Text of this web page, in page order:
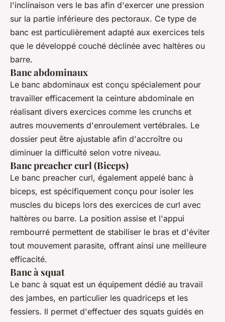
l'inclinaison vers le bas afin d'exercer une pression
sur la partie inférieure des pectoraux. Ce type de
banc est particulièrement adapté aux exercices tels
que le développé couché déclinée avec haltères ou
barre.
Banc abdominaux
Le banc abdominaux est conçu spécialement pour
travailler efficacement la ceinture abdominale en
réalisant divers exercices comme les crunchs et
autres mouvements d'enroulement vertébrales. Le
dossier peut être ajustable afin d'accroître ou
diminuer la difficulté selon votre niveau.
Banc preacher curl (Biceps)
Le banc preacher curl, également appelé banc à
biceps, est spécifiquement conçu pour isoler les
muscles du biceps lors des exercices de curl avec
haltères ou barre. La position assise et l'appui
rembourré permettent de stabiliser le bras et d'éviter
tout mouvement parasite, offrant ainsi une meilleure
efficacité.
Banc à squat
Le banc à squat est un équipement dédié au travail
des jambes, en particulier les quadriceps et les
fessiers. Il permet d'effectuer des squats guidés en